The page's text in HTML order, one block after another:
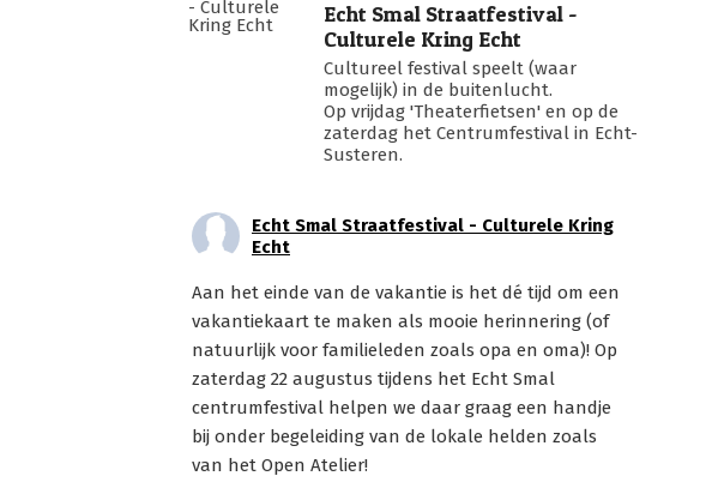
Echt Smal Straatfestival -
Culturele Kring Echt
Cultureel festival speelt (waar
mogelijk) in de buitenlucht.
Op vrijdag 'Theaterfietsen' en op de
zaterdag het Centrumfestival in Echt-
Susteren.
Echt Smal Straatfestival - Culturele Kring
Echt
Aan het einde van de vakantie is het dé tijd om een
vakantiekaart te maken als mooie herinnering (of
natuurlijk voor familieleden zoals opa en oma)! Op
zaterdag 22 augustus tijdens het Echt Smal
centrumfestival helpen we daar graag een handje
bij onder begeleiding van de lokale helden zoals
van het Open Atelier!